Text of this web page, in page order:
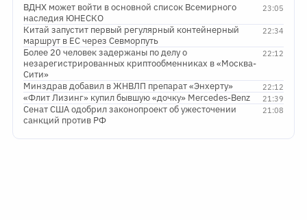
23:05
ВДНХ может войти в основной список Всемирного
наследия ЮНЕСКО
22:34
Китай запустит первый регулярный контейнерный
маршрут в ЕС через Севморпуть
22:12
Более 20 человек задержаны по делу о
незарегистрированных криптообменниках в «Москва-
Сити»
22:12
Минздрав добавил в ЖНВЛП препарат «Энхерту»
21:39
«Флит Лизинг» купил бывшую «дочку» Mercedes-Benz
21:08
Сенат США одобрил законопроект об ужесточении
санкций против РФ